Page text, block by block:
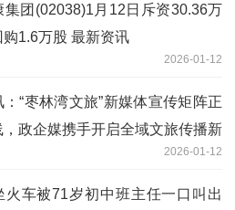
集团(02038)1月12日斥资30.36万
购1.6万股 最新资讯
2026-01-12
“枣林湾文旅”新媒体宣传矩阵正
，政企媒携手开启全域文旅传播新
2026-01-12
火车被71岁初中班主任一口叫出